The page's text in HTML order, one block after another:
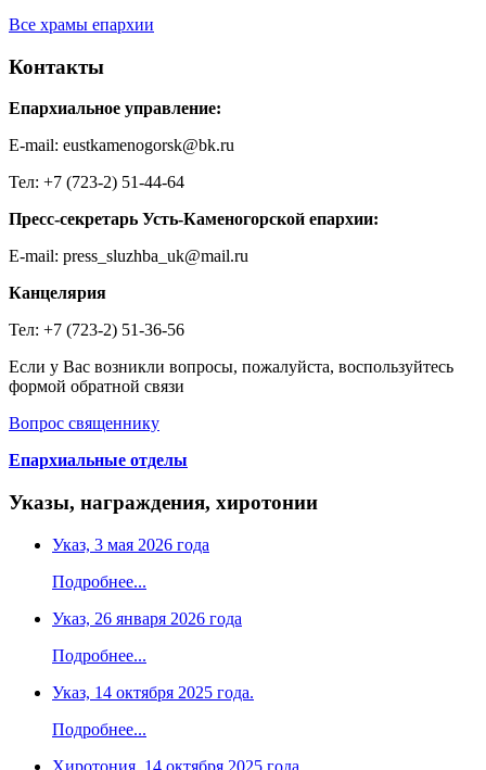
Все храмы епархии
Контакты
Епархиальное управление:
E-mail: eustkamenogorsk@bk.ru
Тел: +7 (723-2) 51-44-64
Пресс-секретарь Усть-Каменогорской епархии:
E-mail: press_sluzhba_uk@mail.ru
Канцелярия
Тел: +7 (723-2) 51-36-56
Если у Вас возникли вопросы, пожалуйста, воспользуйтесь
формой обратной связи
Вопрос священнику
Епархиальные отделы
Указы, награждения, хиротонии
Указ, 3 мая 2026 года
Подробнее...
Указ, 26 января 2026 года
Подробнее...
Указ, 14 октября 2025 года.
Подробнее...
Хиротония, 14 октября 2025 года.